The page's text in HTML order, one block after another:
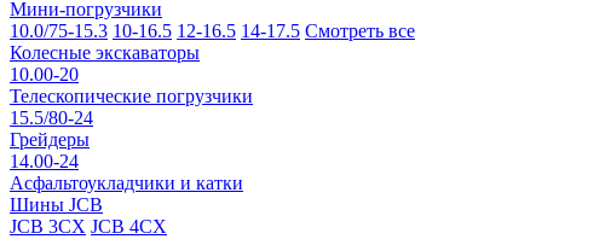
Мини-погрузчики
10.0/75-15.3 10-16.5 12-16.5 14-17.5 Смотреть все
Колесные экскаваторы
10.00-20
Телескопические погрузчики
15.5/80-24
Грейдеры
14.00-24
Асфальтоукладчики и катки
Шины JCB
JCB 3CX JCB 4CX